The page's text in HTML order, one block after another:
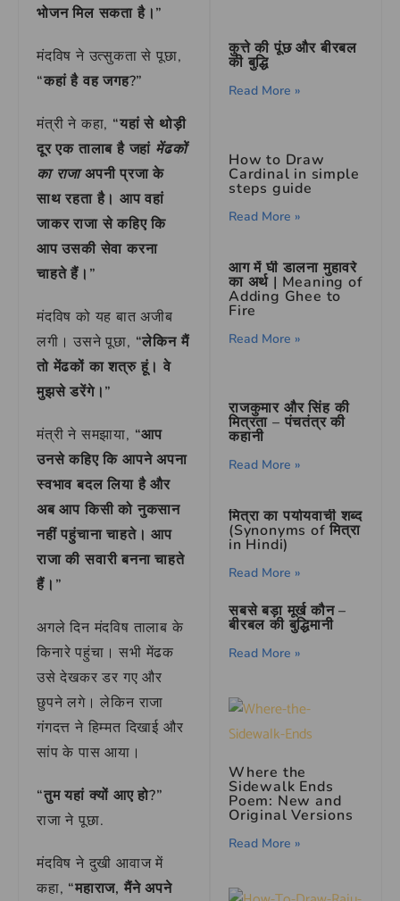
भोजन मिल सकता है।”
मंदविष ने उत्सुकता से पूछा,
“कहां है वह जगह?”
मंत्री ने कहा, “यहां से थोड़ी
दूर एक तालाब है जहां मेंढकों
का राजाअपनी प्रजा के
साथ रहता है। आप वहां
जाकर राजा से कहिए कि
आप उसकी सेवा करना
चाहते हैं।”
मंदविष को यह बात अजीब
लगी। उसने पूछा, “लेकिन मैं
तो मेंढकों का शत्रु हूं। वे
मुझसे डरेंगे।”
मंत्री ने समझाया, “आप
उनसे कहिए कि आपने अपना
स्वभाव बदल लिया है और
अब आप किसी को नुकसान
नहीं पहुंचाना चाहते। आप
राजा की सवारी बनना चाहते
हैं।”
अगले दिन मंदविष तालाब के
किनारे पहुंचा। सभी मेंढक
उसे देखकर डर गए और
छुपने लगे। लेकिन राजा
गंगदत्त ने हिम्मत दिखाई और
सांप के पास आया।
“तुम यहां क्यों आए हो?”
राजा ने पूछा.
मंदविष ने दुखी आवाज में
कहा, “महाराज, मैंने अपने
कुत्ते की पूंछ और बीरबल
की बुद्धि
Read More »
How to Draw
Cardinal in simple
steps guide
Read More »
आग में घी डालना मुहावरे
का अर्थ | Meaning of
Adding Ghee to
Fire
Read More »
राजकुमार और सिंह की
मित्रता – पंचतंत्र की
कहानी
Read More »
मित्रा का पर्यायवाची शब्द
(Synonyms of मित्रा
in Hindi)
Read More »
सबसे बड़ा मूर्ख कौन –
बीरबल की बुद्धिमानी
Read More »
Where the
Sidewalk Ends
Poem: New and
Original Versions
Read More »